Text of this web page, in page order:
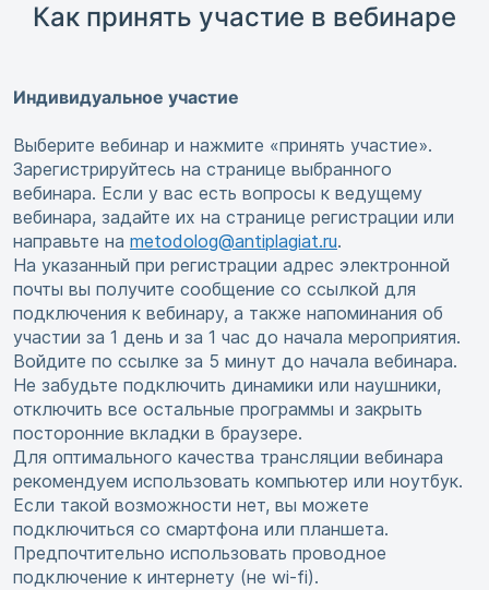
Как принять участие в вебинаре
Индивидуальное участие
Выберите вебинар и нажмите «принять участие».
Зарегистрируйтесь на странице выбранного
вебинара. Если у вас есть вопросы к ведущему
вебинара, задайте их на странице регистрации или
направьте на metodolog@antiplagiat.ru.
На указанный при регистрации адрес электронной
почты вы получите сообщение со ссылкой для
подключения к вебинару, а также напоминания об
участии за 1 день и за 1 час до начала мероприятия.
Войдите по ссылке за 5 минут до начала вебинара.
Не забудьте подключить динамики или наушники,
отключить все остальные программы и закрыть
посторонние вкладки в браузере.
Для оптимального качества трансляции вебинара
рекомендуем использовать компьютер или ноутбук.
Если такой возможности нет, вы можете
подключиться со смартфона или планшета.
Предпочтительно использовать проводное
подключение к интернету (не wi-fi).